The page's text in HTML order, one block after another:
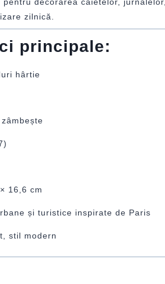
zilnică.
principale:
hârtie
16,6 cm
și turistice inspirate de Paris
stil modern